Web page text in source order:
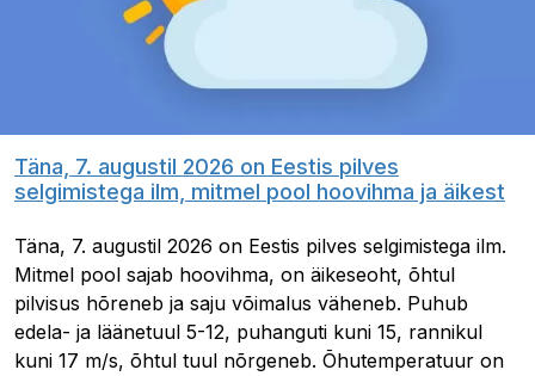
Täna, 7. augustil 2026 on Eestis pilves
selgimistega ilm, mitmel pool hoovihma ja äikest
Täna, 7. augustil 2026 on Eestis pilves selgimistega ilm.
Mitmel pool sajab hoovihma, on äikeseoht, õhtul
pilvisus hõreneb ja saju võimalus väheneb. Puhub
edela- ja läänetuul 5-12, puhanguti kuni 15, rannikul
kuni 17 m/s, õhtul tuul nõrgeneb. Õhutemperatuur on